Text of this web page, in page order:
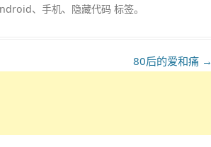
、 手机、 隐藏代码标签。
80后的爱和痛 →